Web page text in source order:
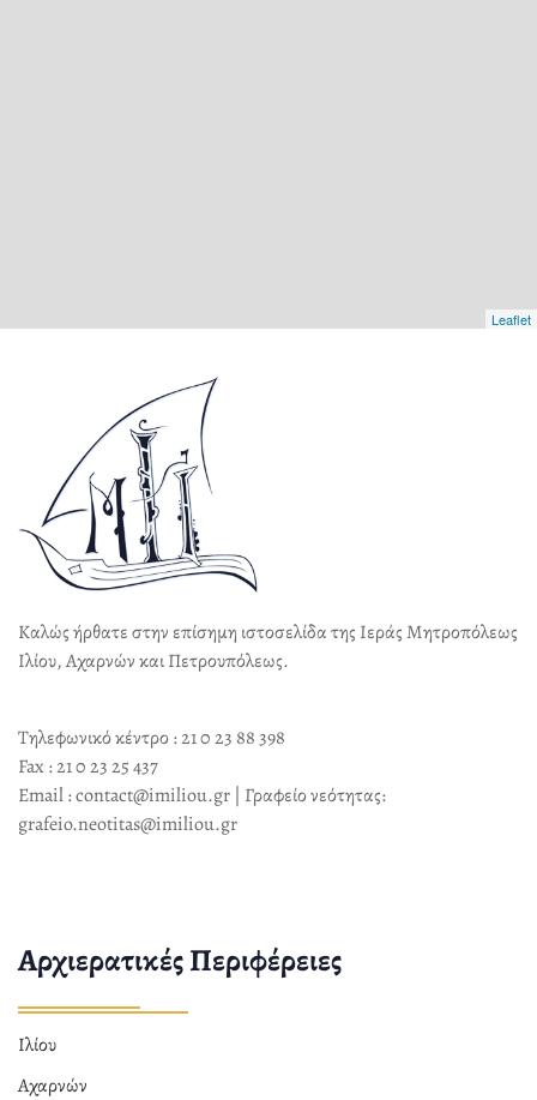
Leaflet
Καλώς ήρθατε στην επίσημη ιστοσελίδα της Ιεράς Μητροπόλεως
Ιλίου, Αχαρνών και Πετρουπόλεως.
Τηλεφωνικό κέντρο : 21 0 23 88 398
Fax : 21 0 23 25 437
Email : contact@imiliou.gr | Γραφείο νεότητας:
grafeio.neotitas@imiliou.gr
Αρχιερατικές Περιφέρειες
Ιλίου
Αχαρνών